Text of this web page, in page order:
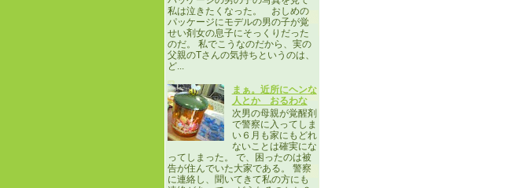
私は泣きたくなった。 おしめの
パッケージにモデルの男の子が覚
せい剤女の息子にそっくりだった
のだ。 私でこうなのだから、実の
父親のTさんの気持ちというのは、
ど...
まぁ。近所にヘンな
人とか おるわな
次男の母親が覚醒剤
で警察に入ってしま
い６月も家にもどれ
ないことは確実にな
ってしまった。 で、困ったのは被
告が住んでいた大家である。 警察
に連絡し、聞いてきて私の方にも